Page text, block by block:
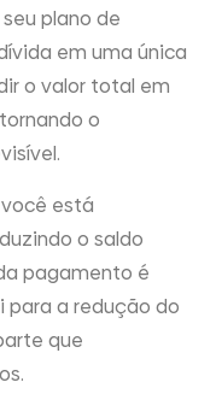
plano de
em uma única
o valor total em
o
está
o saldo
pagamento é
a redução do
que